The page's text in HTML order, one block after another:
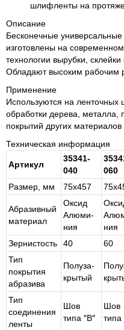
шлифленты на
Описание
Бесконечные
изготовлены на
технологии вырубки,
Обладают высоким рабочим
Применение
Используются на
обработки дерева, металла,
покрытий других материалов
Техническая информация
Артикул
35341-
040
060
Размер, мм
75х457
Абразивный
материал
Ок­сид
Алю­ми­
ния
ния
Зернистость
40 60
Тип
покрытия
абразива
По­лу­за­
кры­тый
Тип
соединения
ленты
Шов
типа ″В″
Шов
типа